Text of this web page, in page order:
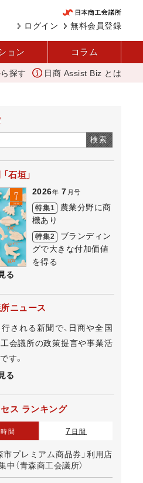
無料会員登録
ログイン
ョン コラム
アップルパイ 11月4日に「
探す 日商 Assist Biz とは
検索
石垣」
2026年 7 月号
特集1
農業分野に商
機あり
特集2
ブランディン
グで大きな付加価値
を得る
る
ニュース
される新聞で、日商や全国
会議所の政策提言や事業活
す。
る
ス ランキング
時間 7 日間
市プレミアム商品券」利用店
中（青森商工会議所）